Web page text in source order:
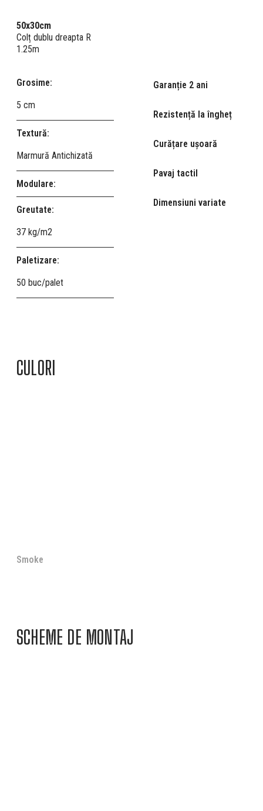
50x30cm
Colț dublu dreapta R
1.25m
Grosime:
5 cm
Textură:
Marmură Antichizată
Modulare:
Greutate:
37 kg/m2
Paletizare:
50 buc/palet
Garanție 2 ani
Rezistență la îngheț
Curățare ușoară
Pavaj tactil
Dimensiuni variate
CULORI
Smoke
SCHEME DE MONTAJ